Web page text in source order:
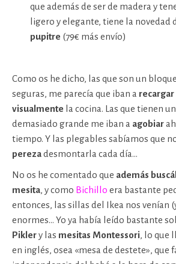
que además de ser de madera y
ligero y elegante, tiene la novedad
pupitre (79€ más envío)
Como os he dicho, las que son un
seguras, me parecía que iban a
visualmente la cocina. Las que tienen
demasiado grande me iban a agobiar
tiempo. Y las plegables sabíamos que
perezadesmontarla cada día…
No os he comentado que además
mesita, y como Bichillo era bastante
entonces, las sillas del Ikea nos venían
enormes… Yo ya había leído bastante
Piklery las mesitas Montessori, lo que
en inglés, osea «mesa de destete», que